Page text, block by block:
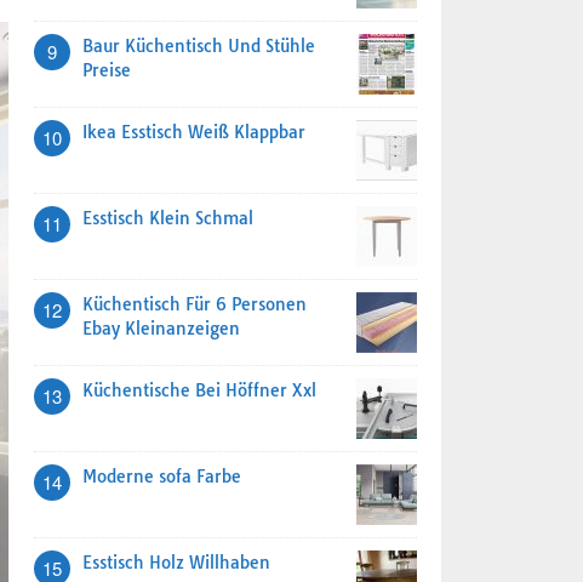
9
Baur Küchentisch Und Stühle
Preise
10 Ikea Esstisch Weiß Klappbar
11 Esstisch Klein Schmal
12
Küchentisch Für 6 Personen
Ebay Kleinanzeigen
13 Küchentische Bei Höffner Xxl
14 Moderne sofa Farbe
15 Esstisch Holz Willhaben